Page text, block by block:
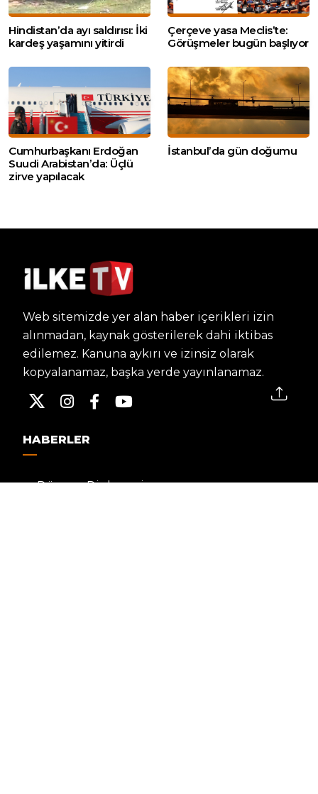
Hindistan’da ayı saldırısı: İki
kardeş yaşamını yitirdi
Çerçeve yasa Meclis’te:
Görüşmeler bugün başlıyor
Cumhurbaşkanı Erdoğan
Suudi Arabistan’da: Üçlü
zirve yapılacak
İstanbul’da gün doğumu
Web sitemizde yer alan haber içerikleri izin
alınmadan, kaynak gösterilerek dahi iktibas
edilemez. Kanuna aykırı ve izinsiz olarak
kopyalanamaz, başka yerde yayınlanamaz.
HABERLER
Dünya – Diplomasi